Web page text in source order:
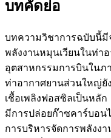
บทคัดย่อ
บทความวิชาการฉบับนี้มี
พลังงานหมุนเวียนในท่
อุตสาหกรรมการบินใน
ท่าอากาศยานส่วนใหญ่ยั
เชื้อเพลิงฟอสซิลเป็นหลั
มีการปล่อยก๊าซคาร์บอ
การบริหารจัดการพลังง